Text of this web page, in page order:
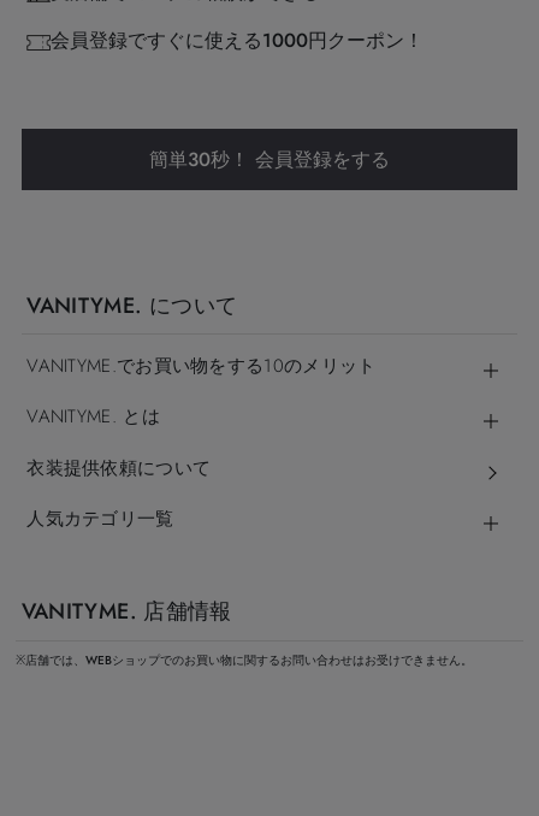
会員登録ですぐに使える1000円クーポン！
簡単30秒！ 会員登録をする
VANITYME. について
VANITYME.でお買い物をする10のメリット
VANITYME. とは
衣装提供依頼について
人気カテゴリ一覧
VANITYME. 店舗情報
※店舗では、WEBショップでのお買い物に関するお問い合わせはお受けできません。